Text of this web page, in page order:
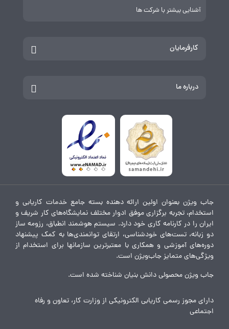
آشنایی بیشتر با شرکت ها
کارفرمایان
درباره ما
جاب ویژن بعنوان اولین ارائه دهنده بسته جامع خدمات کاریابی و
استخدام، تجربه برگزاری موفق ادوار مختلف نمایشگاه‌های کار شریف و
ایران را در کارنامه کاری خود دارد. سیستم هوشمند انطباق، رزومه ساز
دو زبانه، تست‌های خودشناسی، ارتقای توانمندی‌ها به کمک پیشنهاد
دوره‌های آموزشی و همکاری با معتبرترین سازمانها برای استخدام از
ویژگی‌های متمایز جاب‌ویژن است.
جاب ویژن محصولی دانش بنیان شناخته شده است.
دارای مجوز رسمی کاریابی الکترونیکی از وزارت کار، تعاون و رفاه
اجتماعی